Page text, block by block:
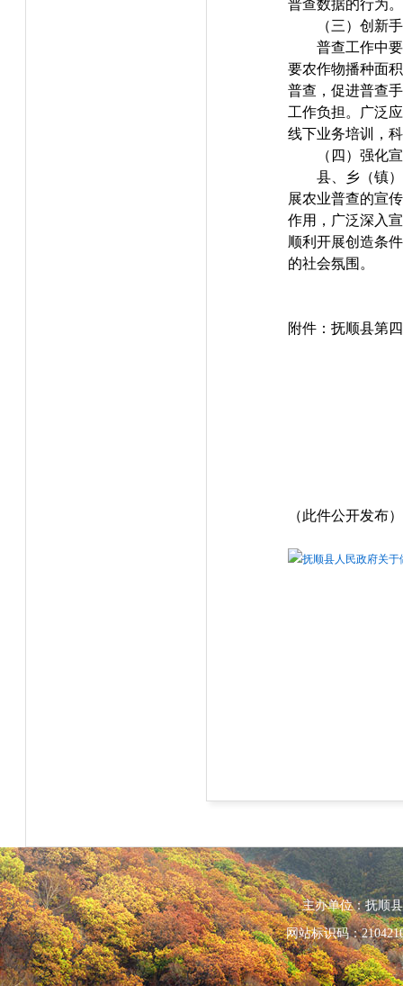
普查数据的行为。
（三）创新
普查工作中
要农作物播种面
普查，促进普查
工作负担。广泛
线下业务培训，
（四）强化
县、乡（镇
展农业普查的宣
作用，广泛深入
顺利开展创造条
的社会氛围。
附件：抚顺县第
（此件公开发布）
抚顺县人民政府关
主办单位：抚顺
网站标识码：